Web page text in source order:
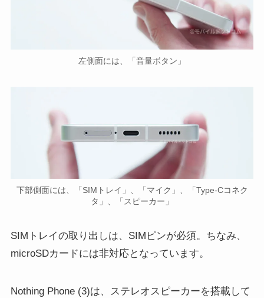
左側面には、「音量ボタン」
下部側面には、「SIMトレイ」、「マイク」、「Type-Cコネク
タ」、「スピーカー」
SIMトレイの取り出しは、SIMピンが必須。ちなみ、
microSDカードには非対応となっています。
Nothing Phone (3)は、ステレオスピーカーを搭載して